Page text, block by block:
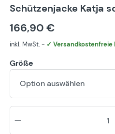
Durchschnittliche Bewertung
Schützenjacke Katja
166,90 €
inkl. MwSt. - ✓ Versandkostenfreie
Größe
Option auswählen